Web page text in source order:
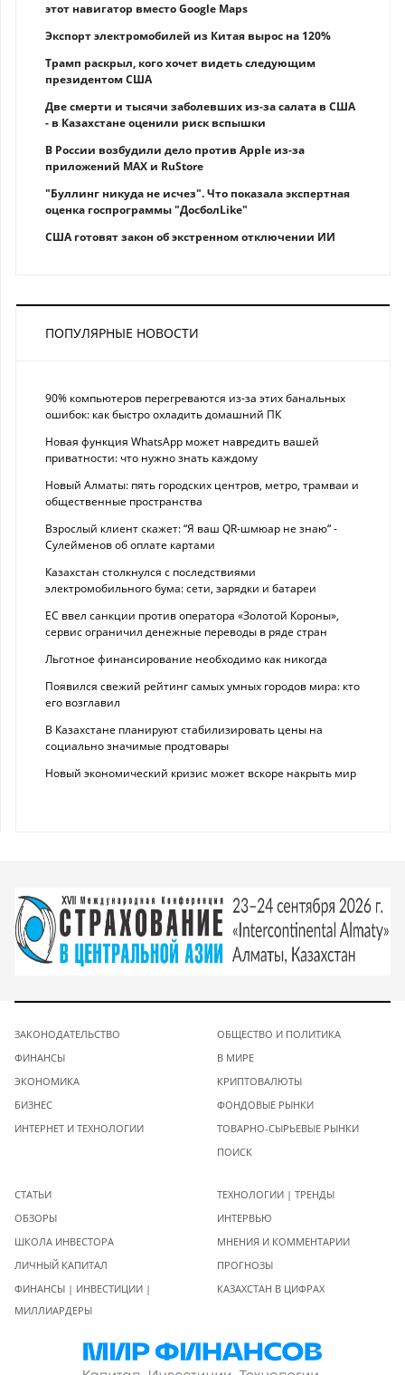
этот навигатор вместо Google Maps
Экспорт электромобилей из Китая вырос на 120%
Трамп раскрыл, кого хочет видеть следующим
президентом США
Две смерти и тысячи заболевших из-за салата в США
- в Казахстане оценили риск вспышки
В России возбудили дело против Apple из-за
приложений MAX и RuStore
"Буллинг никуда не исчез". Что показала экспертная
оценка госпрограммы "ДосболLike"
США готовят закон об экстренном отключении ИИ
ПОПУЛЯРНЫЕ НОВОСТИ
90% компьютеров перегреваются из-за этих банальных
ошибок: как быстро охладить домашний ПК
Новая функция WhatsApp может навредить вашей
приватности: что нужно знать каждому
Новый Алматы: пять городских центров, метро, трамваи и
общественные пространства
Взрослый клиент скажет: “Я ваш QR-шмюар не знаю“ -
Сулейменов об оплате картами
Казахстан столкнулся с последствиями
электромобильного бума: сети, зарядки и батареи
ЕС ввел санкции против оператора «Золотой Короны»,
сервис ограничил денежные переводы в ряде стран
Льготное финансирование необходимо как никогда
Появился свежий рейтинг самых умных городов мира: кто
его возглавил
В Казахстане планируют стабилизировать цены на
социально значимые продтовары
Новый экономический кризис может вскоре накрыть мир
ЗАКОНОДАТЕЛЬСТВО
ФИНАНСЫ
ЭКОНОМИКА
БИЗНЕС
ИНТЕРНЕТ И ТЕХНОЛОГИИ
ОБЩЕСТВО И ПОЛИТИКА
В МИРЕ
КРИПТОВАЛЮТЫ
ФОНДОВЫЕ РЫНКИ
ТОВАРНО-СЫРЬЕВЫЕ РЫНКИ
ПОИСК
СТАТЬИ
ОБЗОРЫ
ШКОЛА ИНВЕСТОРА
ЛИЧНЫЙ КАПИТАЛ
ФИНАНСЫ | ИНВЕСТИЦИИ |
МИЛЛИАРДЕРЫ
ТЕХНОЛОГИИ | ТРЕНДЫ
ИНТЕРВЬЮ
МНЕНИЯ И КОММЕНТАРИИ
ПРОГНОЗЫ
КАЗАХСТАН В ЦИФРАХ